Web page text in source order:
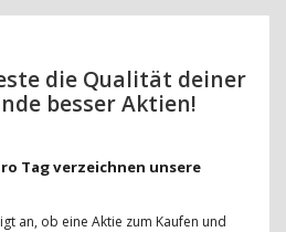
die Qualität deiner
besser Aktien!
Tag verzeichnen unsere
an, ob eine Aktie zum Kaufen und